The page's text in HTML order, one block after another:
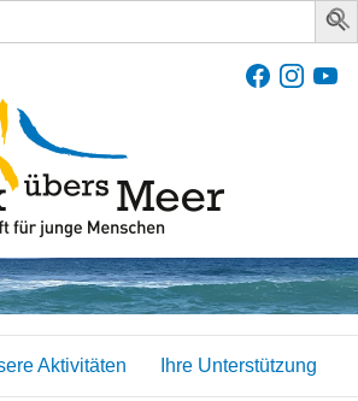
Aktivitäten Ihre Unterstützung